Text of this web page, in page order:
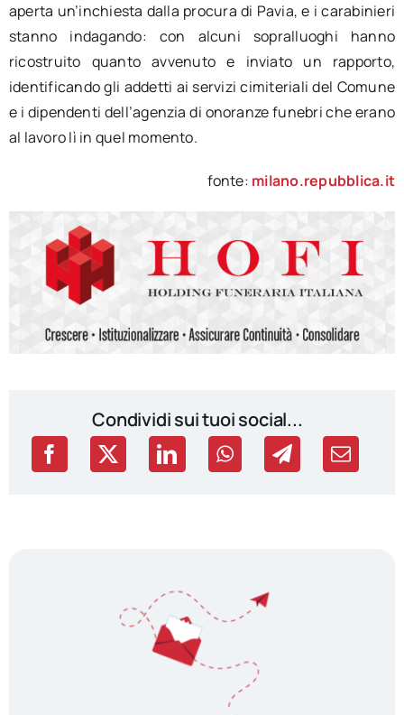
aperta un’inchiesta dalla procura di Pavia, e i carabinieri
stanno indagando: con alcuni sopralluoghi hanno
ricostruito quanto avvenuto e inviato un rapporto,
identificando gli addetti ai servizi cimiteriali del Comune
e i dipendenti dell’agenzia di onoranze funebri che erano
al lavoro lì in quel momento.
fonte: milano.repubblica.it
Condividi sui tuoi social...